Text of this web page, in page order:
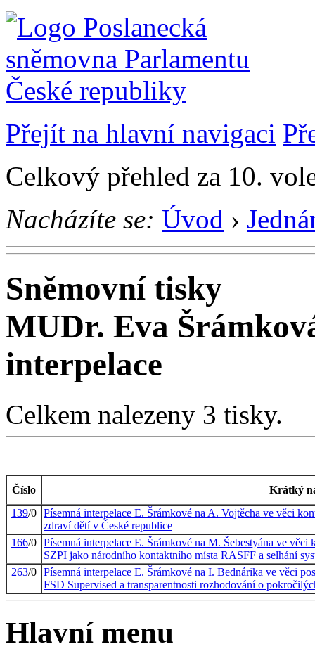
Přejít na hlavní navigaci
Celkový přehled za 10.
Nacházíte se: Úvod ›
Sněmovní tisky
MUDr. Eva
interpelace
Celkem nalezeny 3 tisky.
Číslo
Krátký
139/0 Písemná interpelace E. Šrámkové na A. Vojtěcha ve věci
zdraví dětí v České republice
166/0 Písemná interpelace E. Šrámkové na M. Šebestyána ve
SZPI jako národního kontaktního místa RASFF a selhání
263/0 Písemná interpelace E. Šrámkové na I. Bednárika ve věci
FSD Supervised a transparentnosti rozhodování o
Hlavní menu